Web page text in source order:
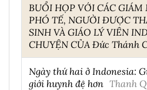
BUỔI HỌP VỚI CÁC
PHÓ TẾ, NGƯỜI ĐƯỢC
SINH VÀ GIÁO LÝ VIÊN
CHUYỆN CỦA Đức Thánh
Ngày thứ hai ở Indonesia:
giới huynh đệ hơn Thanh